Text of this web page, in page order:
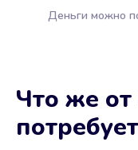
Деньги можно
Что же от